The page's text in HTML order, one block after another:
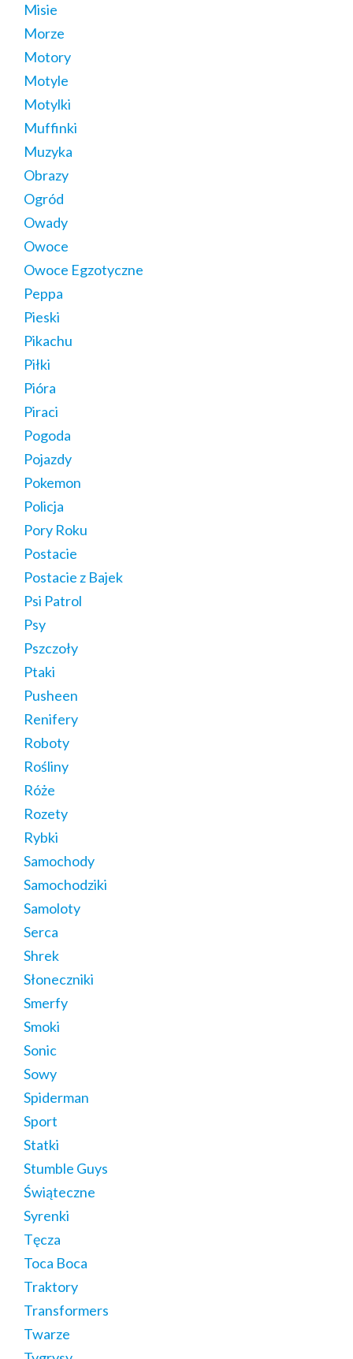
Misie
Morze
Motory
Motyle
Motylki
Muffinki
Muzyka
Obrazy
Ogród
Owady
Owoce
Owoce Egzotyczne
Peppa
Pieski
Pikachu
Piłki
Pióra
Piraci
Pogoda
Pojazdy
Pokemon
Policja
Pory Roku
Postacie
Postacie z Bajek
Psi Patrol
Psy
Pszczoły
Ptaki
Pusheen
Renifery
Roboty
Rośliny
Róże
Rozety
Rybki
Samochody
Samochodziki
Samoloty
Serca
Shrek
Słoneczniki
Smerfy
Smoki
Sonic
Sowy
Spiderman
Sport
Statki
Stumble Guys
Świąteczne
Syrenki
Tęcza
Toca Boca
Traktory
Transformers
Twarze